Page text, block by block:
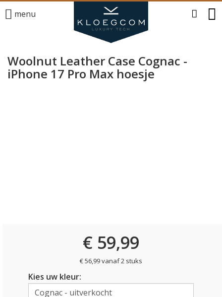
menu
Woolnut Leather Case Cognac -
iPhone 17 Pro Max hoesje
€ 59,99
€ 56,99 vanaf 2 stuks
Kies uw kleur: